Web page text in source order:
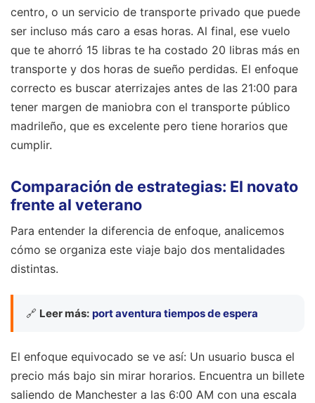
centro, o un servicio de transporte privado que puede
ser incluso más caro a esas horas. Al final, ese vuelo
que te ahorró 15 libras te ha costado 20 libras más en
transporte y dos horas de sueño perdidas. El enfoque
correcto es buscar aterrizajes antes de las 21:00 para
tener margen de maniobra con el transporte público
madrileño, que es excelente pero tiene horarios que
cumplir.
Comparación de estrategias: El novato
frente al veterano
Para entender la diferencia de enfoque, analicemos
cómo se organiza este viaje bajo dos mentalidades
distintas.
🔗 Leer más: port aventura tiempos de espera
El enfoque equivocado se ve así: Un usuario busca el
precio más bajo sin mirar horarios. Encuentra un billete
saliendo de Manchester a las 6:00 AM con una escala